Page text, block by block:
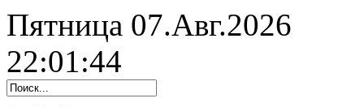
Пятница 07.Авг.2026
22:01:45